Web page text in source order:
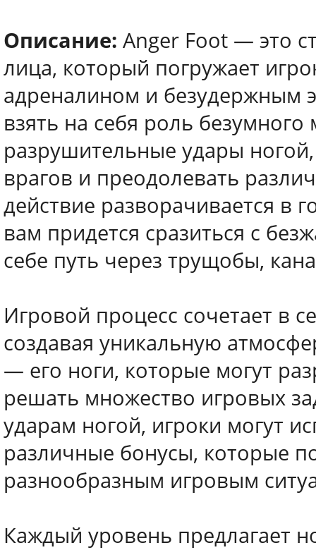
Описание: Anger Foot — это
лица, который погружает
адреналином и безудержным
взять на себя роль
разрушительные удары
врагов и преодолевать
действие разворачивается в
вам придется сразиться с
себе путь через трущобы,
Игровой процесс сочетает в
создавая уникальную
— его ноги, которые могут
решать множество игровых
ударам ногой, игроки могут
различные бонусы, которые
разнообразным игровым
Каждый уровень предлагает